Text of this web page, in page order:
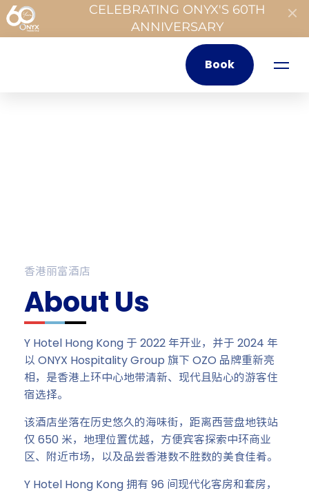
CELEBRATING ONYX'S 60TH
ANNIVERSARY
Book
香港丽富酒店
About Us
Y Hotel Hong Kong 于 2022 年开业，并于 2024 年
以 ONYX Hospitality Group 旗下 OZO 品牌重新亮
相，是香港上环中心地带清新、现代且贴心的游客住
宿选择。
该酒店坐落在历史悠久的海味街，距离西营盘地铁站
仅 650 米，地理位置优越，方便宾客探索中环商业
区、附近市场，以及品尝香港数不胜数的美食佳肴。
Y Hotel Hong Kong 拥有 96 间现代化客房和套房，